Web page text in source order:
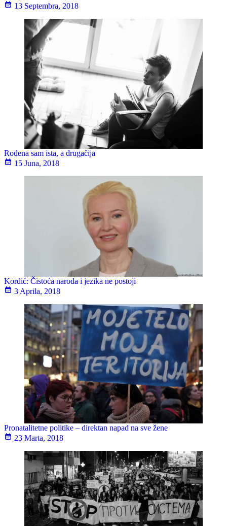
13 Septembra, 2018
Rođena sam ista, a drugačija
15 Juna, 2018
Kordić: Čistoća naroda i jezika ne postoji
3 Aprila, 2018
Pronatalitetne politike – direktan napad na sve žene
23 Marta, 2018